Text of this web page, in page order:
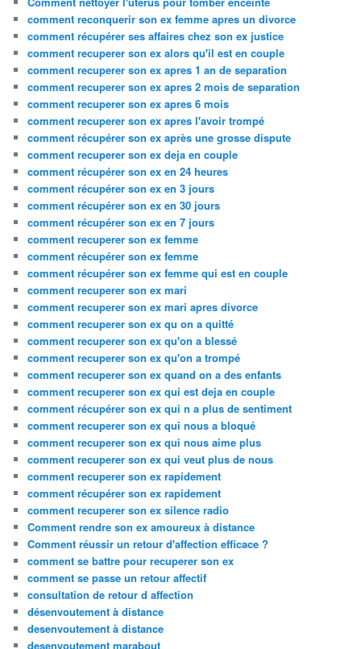
comment reconquerir son ex femme apres un divorce
comment récupérer ses affaires chez son ex justice
comment recuperer son ex alors qu'il est en couple
comment recuperer son ex apres 1 an de separation
comment recuperer son ex apres 2 mois de separation
comment recuperer son ex apres 6 mois
comment recuperer son ex apres l'avoir trompé
comment récupérer son ex après une grosse dispute
comment recuperer son ex deja en couple
comment récupérer son ex en 24 heures
comment récupérer son ex en 3 jours
comment récupérer son ex en 30 jours
comment récupérer son ex en 7 jours
comment recuperer son ex femme
comment récupérer son ex femme
comment récupérer son ex femme qui est en couple
comment recuperer son ex mari
comment recuperer son ex mari apres divorce
comment recuperer son ex qu on a quitté
comment recuperer son ex qu'on a blessé
comment recuperer son ex qu'on a trompé
comment recuperer son ex quand on a des enfants
comment recuperer son ex qui est deja en couple
comment récupérer son ex qui n a plus de sentiment
comment recuperer son ex qui nous a bloqué
comment recuperer son ex qui nous aime plus
comment recuperer son ex qui veut plus de nous
comment recuperer son ex rapidement
comment récupérer son ex rapidement
comment recuperer son ex silence radio
Comment rendre son ex amoureux à distance
Comment réussir un retour d'affection efficace ?
comment se battre pour recuperer son ex
comment se passe un retour affectif
consultation de retour d affection
désenvoutement à distance
desenvoutement à distance
desenvoutement marabout